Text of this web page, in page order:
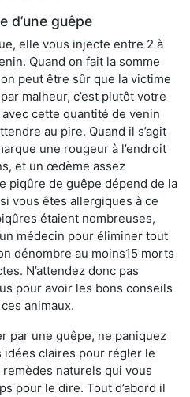
d’une guêpe
elle vous injecte entre 2 à
Quand on fait la somme
peut être sûr que la victime
malheur, c’est plutôt votre
cette quantité de venin
au pire. Quand il s’agit
une rougeur à l’endroit
et un œdème assez
piqûre de guêpe dépend de la
vous êtes allergiques à ce
étaient nombreuses,
médecin pour éliminer tout
dénombre au moins15 morts
N’attendez donc pas
pour avoir les bons conseils
animaux.
par une guêpe, ne paniquez
idées claires pour régler le
naturels qui vous
pour le dire. Tout d’abord il